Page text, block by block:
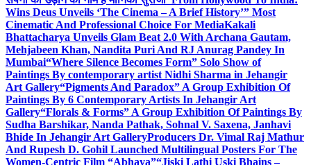
Wins Deus Unveils ‘The Cinema – A Brief History’” Most
Cinematic And Professional Choice For MediaKakali
Bhattacharya Unveils Glam Beat 2.0 With Archana Gautam,
Mehjabeen Khan, Nandita Puri And RJ Anurag Pandey In
Mumbai“Where Silence Becomes Form” Solo Show of
Paintings By contemporary artist Nidhi Sharma in Jehangir
Art Gallery“Pigments And Paradox” A Group Exhibition Of
Paintings By 6 Contemporary Artists In Jehangir Art
Gallery“Florals & Forms” A Group Exhibition Of Paintings By
Sudha Barshikar, Nanda Pathak, Sohnal V. Saxena, Janhavi
Bhide In Jehangir Art GalleryProducers Dr. Vimal Raj Mathur
And Rupesh D. Gohil Launched Multilingual Posters For The
Women-Centric Film “Abhaya”“Jiski Lathi Uski Bhains –